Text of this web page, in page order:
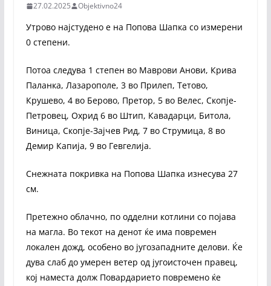
27.02.2025 Objektivno24
Утрово најстудено е на Попова Шапка со измерени
0 степени.
Потоа следува 1 степен во Маврови Анови, Крива
Паланка, Лазарополе, 3 во Прилеп, Тетово,
Крушево, 4 во Берово, Претор, 5 во Велес, Скопје-
Петровец, Охрид 6 во Штип, Кавадарци, Битола,
Виница, Скопје-Зајчев Рид, 7 во Струмица, 8 во
Демир Капија, 9 во Гевгелија.
Снежната покривка на Попова Шапка изнесува 27
см.
Претежно облачно, по одделни котлини со појава
на магла. Во текот на денот ќе има повремен
локален дожд, особено во југозападните делови. Ќе
дува слаб до умерен ветер од југоисточен правец,
кој наместа долж Повардарието повремено ќе